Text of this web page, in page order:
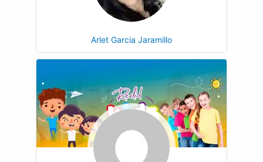
Arlet Garcia Jaramillo